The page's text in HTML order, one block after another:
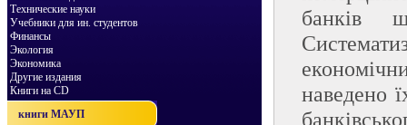
Технические науки
Учебники для ин. студентов
Финансы
Экология
Экономика
Другие издания
Книги на CD
книги МАУП
банків
наведено